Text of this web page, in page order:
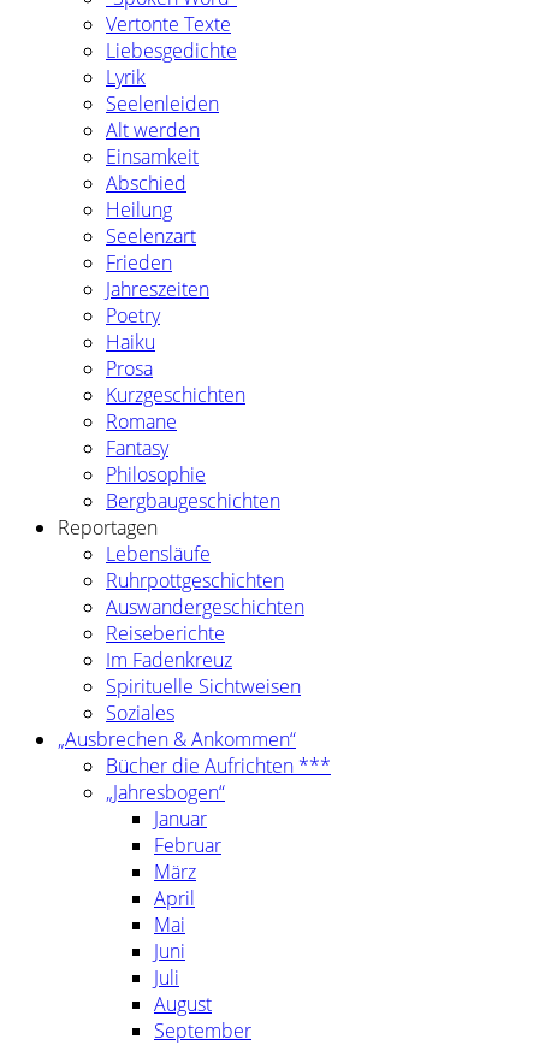
Vertonte Texte
Liebesgedichte
Lyrik
Seelenleiden
Alt werden
Einsamkeit
Abschied
Heilung
Seelenzart
Frieden
Jahreszeiten
Poetry
Haiku
Prosa
Kurzgeschichten
Romane
Fantasy
Philosophie
Bergbaugeschichten
Reportagen
Lebensläufe
Ruhrpottgeschichten
Auswandergeschichten
Reiseberichte
Im Fadenkreuz
Spirituelle Sichtweisen
Soziales
„Ausbrechen & Ankommen“
Bücher die Aufrichten ***
„Jahresbogen“
Januar
Februar
März
April
Mai
Juni
Juli
August
September